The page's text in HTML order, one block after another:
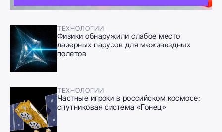
ТЕХНОЛОГИИ
Физики обнаружили слабое место
лазерных парусов для межзвездных
полетов
ТЕХНОЛОГИИ
Частные игроки в российском космосе:
спутниковая система «Гонец»